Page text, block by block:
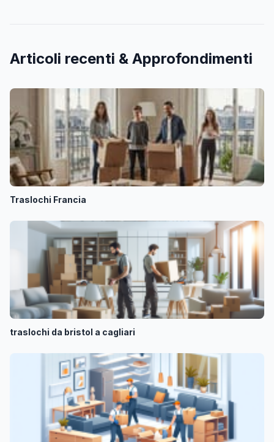
Articoli recenti & Approfondimenti
Traslochi Francia
traslochi da bristol a cagliari